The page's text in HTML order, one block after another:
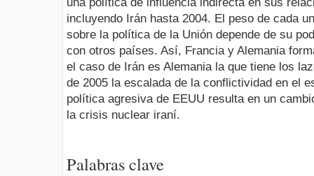
incluyendo Irán hasta 2004. El peso de cada
sobre la política de la Unión depende de su
con otros países. Así, Francia y Alemania
el caso de Irán es Alemania la que tiene los
de 2005 la escalada de la conflictividad en el
política agresiva de EEUU resulta en un
la crisis nuclear iraní.
Palabras clave